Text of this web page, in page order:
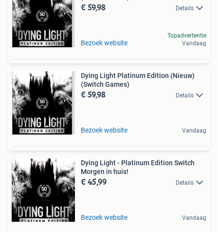
€ 59,98 Details
Bezoek website
Topadvertentie
Vandaag
Dying Light Platinum Edition (Nieuw)
(Switch Games)
€ 59,98 Details
Bezoek website Vandaag
Dying Light - Platinum Edition Switch
Morgen in huis!
€ 45,99 Details
Bezoek website Vandaag